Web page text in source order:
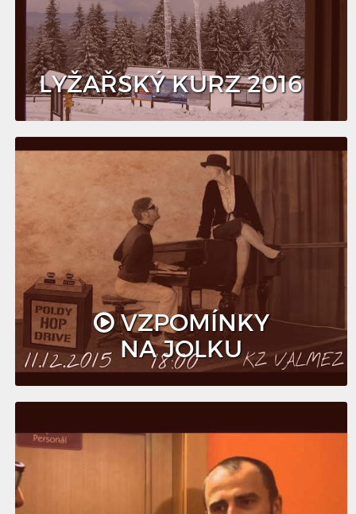
LYŽAŘSKÝ KURZ 2016
VZPOMÍNKY
NA JOLKU